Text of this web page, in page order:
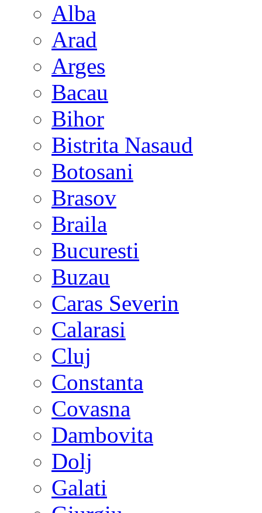
Alba
Arad
Arges
Bacau
Bihor
Bistrita Nasaud
Botosani
Brasov
Braila
Bucuresti
Buzau
Caras Severin
Calarasi
Cluj
Constanta
Covasna
Dambovita
Dolj
Galati